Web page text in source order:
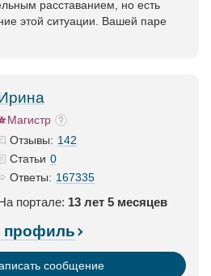
расставанием, но есть
этой ситуации. Вашей паре
Магистр
Отзывы: 142
Статьи 0
Ответы: 167335
портале: 13 лет 5 месяцев
профиль
сообщение